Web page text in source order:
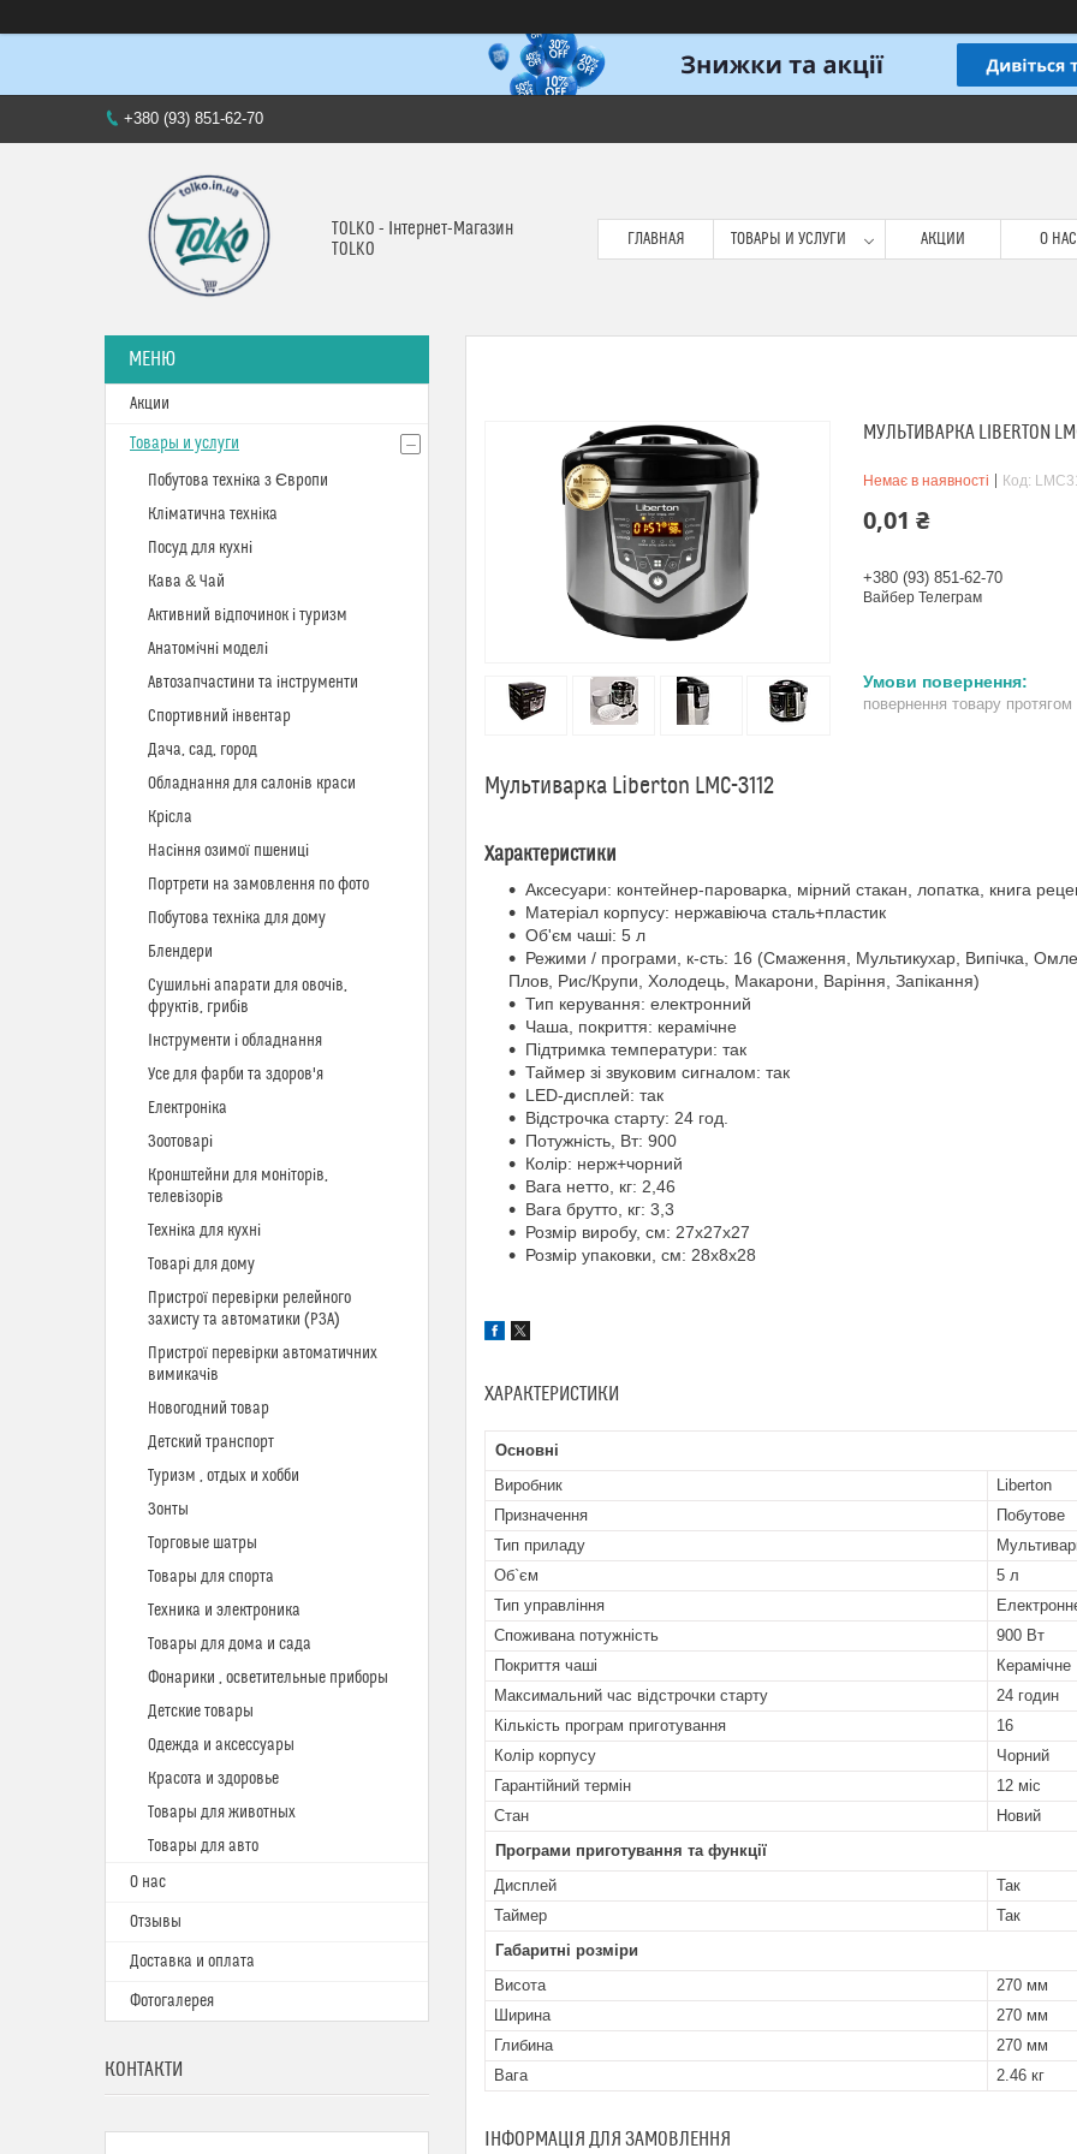
+380 (93) 851-62-70
TOLKO - Інтернет-Магазин
TOLKO
ГЛАВНАЯ ТОВАРЫ И УСЛУГИ АКЦИИ О НАС
МУЛЬТИВАРКА LIBERTON
Немає в наявності Код:
0,01 ₴
+380 (93) 851-62-70
Вайбер Телеграм
повернення товару
Мультиварка Liberton LMC-3112
Характеристики
Аксесуари: контейнер-пароварка, мірний стакан, лопатка, книга
Матеріал корпусу: нержавіюча сталь+пластик
Об'єм чаші: 5 л
Режими / програми, к-сть: 16 (Смаження, Мультикухар, Випічка,
Плов, Рис/Крупи, Холодець, Макарони, Варіння, Запікання)
Тип керування: електронний
Чаша, покриття: керамічне
Підтримка температури: так
Таймер зі звуковим сигналом: так
LED-дисплей: так
Відстрочка старту: 24 год.
Потужність, Вт: 900
Колір: нерж+чорний
Вага нетто, кг: 2,46
Вага брутто, кг: 3,3
Розмір виробу, см: 27х27х27
Розмір упаковки, см: 28х8х28
ХАРАКТЕРИСТИКИ
Основні
Виробник
Liberton
Призначення
Побутове
Тип приладу
Об`єм
5 л
Тип управління
Споживана потужність
900 Вт
Покриття чаші
Керамічне
Максимальний час відстрочки старту
24 годин
Кількість програм приготування
16
Колір корпусу
Чорний
Гарантійний термін
12 міс
Стан
Новий
Програми приготування та функції
Дисплей
Так
Таймер
Так
Габаритні розміри
Висота
270 мм
Ширина
270 мм
Глибина
270 мм
Вага
2.46 кг
ІНФОРМАЦІЯ ДЛЯ ЗАМОВЛЕННЯ
Акции
Товары и услуги
Побутова техніка з Європи
Кліматична техніка
Посуд для кухні
Кава & Чай
Активний відпочинок і туризм
Анатомічні моделі
Автозапчастини та інструменти
Спортивний інвентар
Дача, сад, город
Обладнання для салонів краси
Крісла
Насіння озимої пшениці
Портрети на замовлення по фото
Побутова техніка для дому
Блендери
Сушильні апарати для овочів,
фруктів, грибів
Інструменти і обладнання
Усе для фарби та здоров'я
Електроніка
Зоотоварі
Кронштейни для моніторів,
телевізорів
Техніка для кухні
Товарі для дому
Пристрої перевірки релейного
захисту та автоматики (РЗА)
Пристрої перевірки автоматичних
вимикачів
Новогодний товар
Детский транспорт
Туризм , отдых и хобби
Зонты
Торговые шатры
Товары для спорта
Техника и электроника
Товары для дома и сада
Фонарики , осветительные приборы
Детские товары
Одежда и аксессуары
Красота и здоровье
Товары для животных
Товары для авто
О нас
Отзывы
Доставка и оплата
Фотогалерея
КОНТАКТИ